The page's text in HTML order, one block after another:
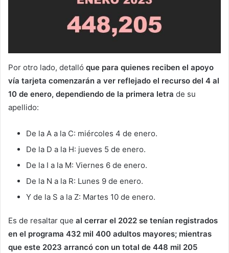
Por otro lado, detalló que para quienes reciben el apoyo
vía tarjeta comenzarán a ver reflejado el recurso del 4 al
10 de enero, dependiendo de la primera letra de su
apellido:
De la A a la C: miércoles 4 de enero.
De la D a la H: jueves 5 de enero.
De la I a la M: Viernes 6 de enero.
De la N a la R: Lunes 9 de enero.
Y de la S a la Z: Martes 10 de enero.
Es de resaltar que al cerrar el 2022 se tenían registrados
en el programa 432 mil 400 adultos mayores; mientras
que este 2023 arrancó con un total de 448 mil 205